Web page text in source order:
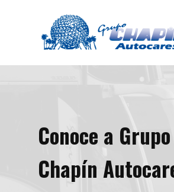
Conoce a Grupo
Chapín